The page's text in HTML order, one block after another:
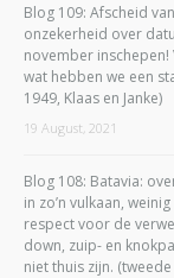
Blog 109: Afscheid
onzekerheid over
november inschepen!
wat hebben we een
1949, Klaas en Janke)
19 August, 2021
Blog 108: Batavia:
in zo’n vulkaan,
respect voor de
down, zuip- en
niet thuis zijn.